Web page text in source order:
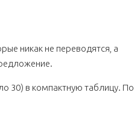
никак не переводятся, а
30) в компактную таблицу. По